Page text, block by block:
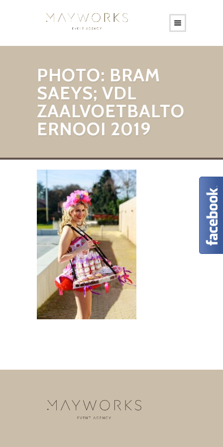
PHOTO: BRAM
SAEYS; VDL
ZAALVOETBALTO
ERNOOI 2019